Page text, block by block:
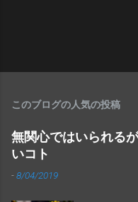
このブログの人気の投稿
無関心ではいられる
いコト
-8/04/2019